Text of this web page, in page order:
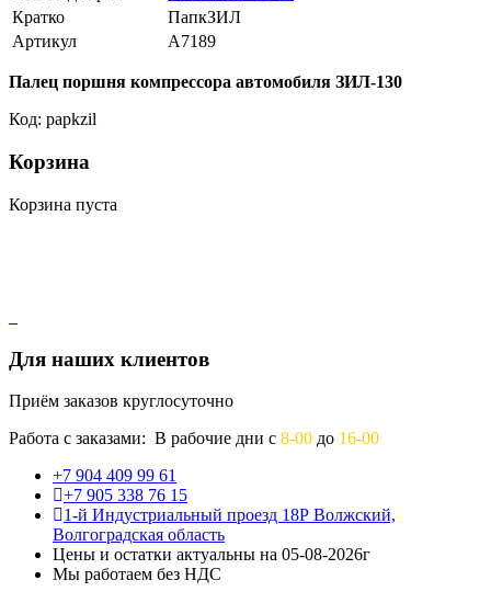
Кратко
ПапкЗИЛ
Артикул
A7189
Палец поршня компрессора автомобиля ЗИЛ-130
Код: papkzil
Корзина
Корзина пуста
Для наших клиентов
Приём заказов круглосуточно
Работа с заказами: В рабочие дни с 8-00 до 16-00
+7 904 409 99 61
+7 905 338 76 15
1-й Индустриальный проезд 18Р Волжский,
Волгоградская область
Цены и остатки актуальны на 05-08-2026г
Мы работаем без НДС